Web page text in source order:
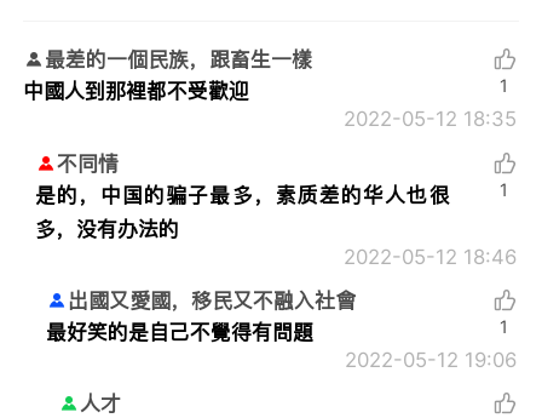
最差的一個民族，跟畜生一樣
中國人到那裡都不受歡迎
2022-05-12 18:35
1
不同情
是的，中国的骗子最多，素质差的华人也很
多，没有办法的
2022-05-12 18:46
1
出國又愛國，移民又不融入社會
最好笑的是自己不覺得有問題
2022-05-12 19:06
1
人才